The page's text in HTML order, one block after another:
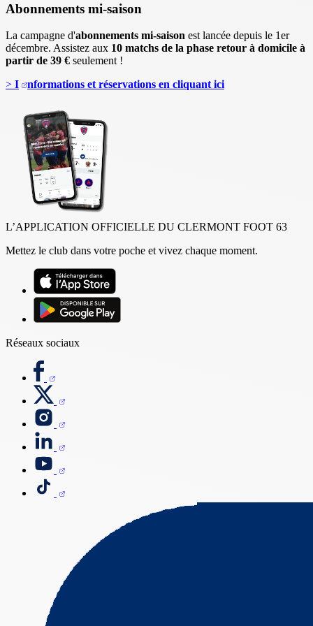
Abonnements mi-saison
La campagne d'abonnements mi-saison est lancée depuis le 1er
décembre. Assistez aux 10 matchs de la phase retour à domicile à
partir de 39 € seulement !
> I nformations et réservations en cliquant ici
L’APPLICATION OFFICIELLE DU CLERMONT FOOT 63
Mettez le club dans votre poche et vivez chaque moment.
Réseaux sociaux